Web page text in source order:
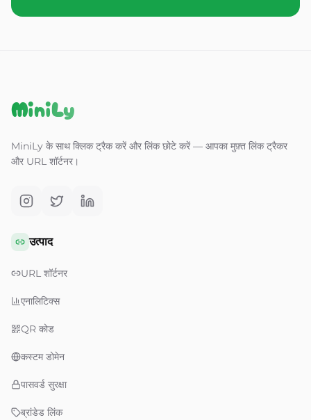
MiniLy
MiniLy के साथ क्लिक ट्रैक करें और लिंक छोटे करें — आपका मुफ़्त लिंक ट्रैकर
और URL शॉर्टनर।
उत्पाद
URL शॉर्टनर
एनालिटिक्स
QR कोड
कस्टम डोमेन
पासवर्ड सुरक्षा
ब्रांडेड लिंक